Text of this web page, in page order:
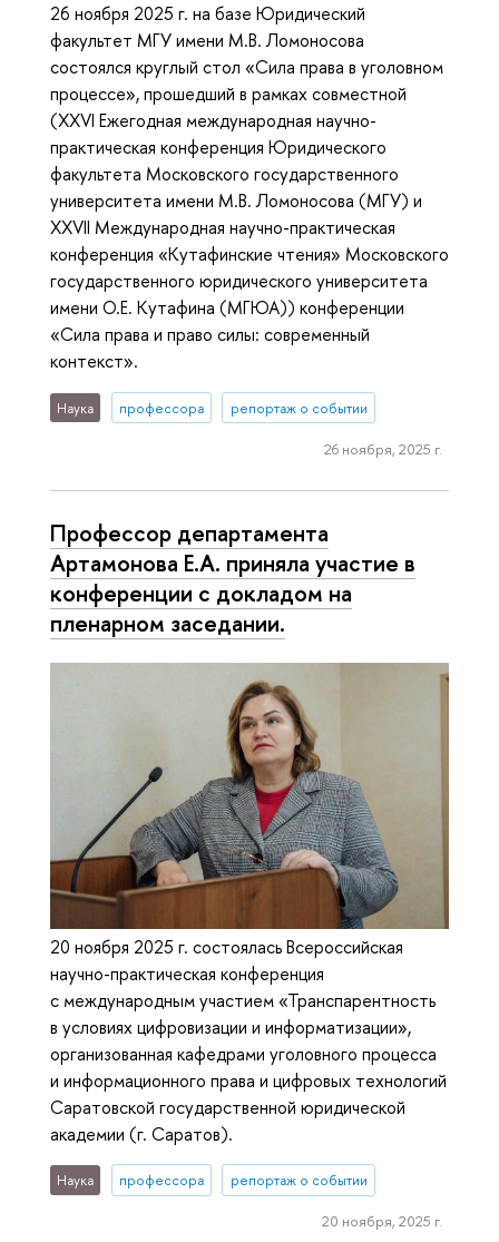
26 ноября 2025 г. на базе Юридический
факультет МГУ имени М.В. Ломоносова
состоялся круглый стол «Сила права в уголовном
процессе», прошедший в рамках совместной
(XXVI Ежегодная международная научно-
практическая конференция Юридического
факультета Московского государственного
университета имени М.В. Ломоносова (МГУ) и
XXVII Международная научно-практическая
конференция «Кутафинские чтения» Московского
государственного юридического университета
имени О.Е. Кутафина (МГЮА)) конференции
«Сила права и право силы: современный
контекст».
Наука профессора репортаж о событии
26 ноября, 2025 г.
Профессор департамента
Артамонова Е.А. приняла участие в
конференции с докладом на
пленарном заседании.
20 ноября 2025 г. состоялась Всероссийская
научно-практическая конференция
с международным участием «Транспарентность
в условиях цифровизации и информатизации»,
организованная кафедрами уголовного процесса
и информационного права и цифровых технологий
Саратовской государственной юридической
академии (г. Саратов).
Наука профессора репортаж о событии
20 ноября, 2025 г.